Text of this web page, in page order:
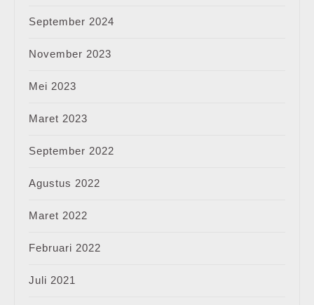
September 2024
November 2023
Mei 2023
Maret 2023
September 2022
Agustus 2022
Maret 2022
Februari 2022
Juli 2021